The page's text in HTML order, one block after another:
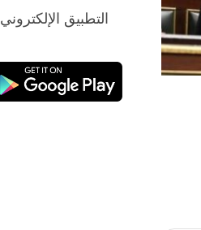
التطبيق الإلكتروني